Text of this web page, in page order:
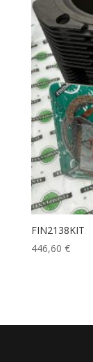
FIN2138KIT
446,60 €